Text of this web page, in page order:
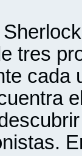
tres
cada